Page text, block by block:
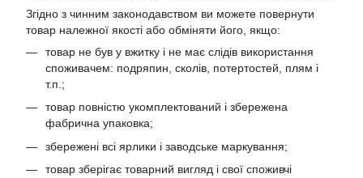
Згідно з чинним законодавством ви можете повернути
товар належної якості або обміняти його, якщо:
товар не був у вжитку і не має слідів використання
споживачем: подряпин, сколів, потертостей, плям і
т.п.;
товар повністю укомплектований і збережена
фабрична упаковка;
збережені всі ярлики і заводське маркування;
товар зберігає товарний вигляд і свої споживчі